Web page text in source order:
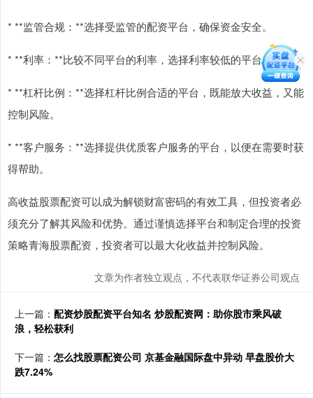
* **监管合规：**选择受监管的配资平台，确保资金安全。
* **利率：**比较不同平台的利率，选择利率较低的平台。
* **杠杆比例：**选择杠杆比例合适的平台，既能放大收益，又能
控制风险。
* **客户服务：**选择提供优质客户服务的平台，以便在需要时获
得帮助。
高收益股票配资可以成为解锁财富密码的有效工具，但投资者必
须充分了解其风险和优势。通过谨慎选择平台和制定合理的投资
策略青海股票配资，投资者可以最大化收益并控制风险。
文章为作者独立观点，不代表联华证券公司观点
上一篇： 配资炒股配资平台知名 炒股配资网：助你股市乘风破
浪，轻松获利
下一篇： 怎么找股票配资公司 京基金融国际盘中异动 早盘股价大
跌7.24%